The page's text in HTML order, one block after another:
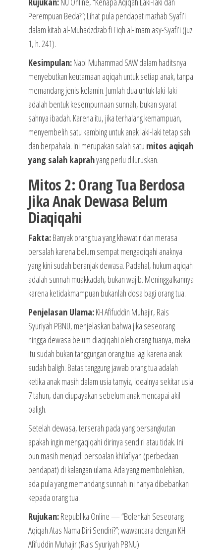
Perempuan Beda?”; Lihat pula pendapat mazhab Syafi’i
dalam kitab al-Muhadzdzab fi Fiqh al-Imam asy-Syafi’i (juz
1, h. 241).
Kesimpulan:Nabi Muhammad SAW dalam haditsnya
menyebutkan keutamaan aqiqah untuk setiap anak, tanpa
memandang jenis kelamin. Jumlah dua untuk laki-laki
adalah bentuk kesempurnaan sunnah, bukan syarat
sahnya ibadah. Karena itu, jika terhalang kemampuan,
menyembelih satu kambing untuk anak laki-laki tetap sah
dan berpahala. Ini merupakan salah satu mitos aqiqah
yang salah kaprahyang perlu diluruskan.
Mitos 2: Orang Tua Berdosa
Jika Anak Dewasa Belum
Diaqiqahi
Fakta:Banyak orang tua yang khawatir dan merasa
bersalah karena belum sempat mengaqiqahi anaknya
yang kini sudah beranjak dewasa. Padahal, hukum aqiqah
adalah sunnah muakkadah, bukan wajib. Meninggalkannya
karena ketidakmampuan bukanlah dosa bagi orang tua.
Penjelasan Ulama:KH Afifuddin Muhajir, Rais
Syuriyah PBNU, menjelaskan bahwa jika seseorang
hingga dewasa belum diaqiqahi oleh orang tuanya, maka
itu sudah bukan tanggungan orang tua lagi karena anak
sudah baligh. Batas tanggung jawab orang tua adalah
ketika anak masih dalam usia tamyiz, idealnya sekitar usia
7 tahun, dan diupayakan sebelum anak mencapai akil
baligh.
Setelah dewasa, terserah pada yang bersangkutan
apakah ingin mengaqiqahi dirinya sendiri atau tidak. Ini
pun masih menjadi persoalan khilafiyah (perbedaan
pendapat) di kalangan ulama. Ada yang membolehkan,
ada pula yang memandang sunnah ini hanya dibebankan
kepada orang tua.
Rujukan:Republika Online — “Bolehkah Seseorang
Aqiqah Atas Nama Diri Sendiri?”; wawancara dengan KH
Afifuddin Muhajir (Rais Syuriyah PBNU).